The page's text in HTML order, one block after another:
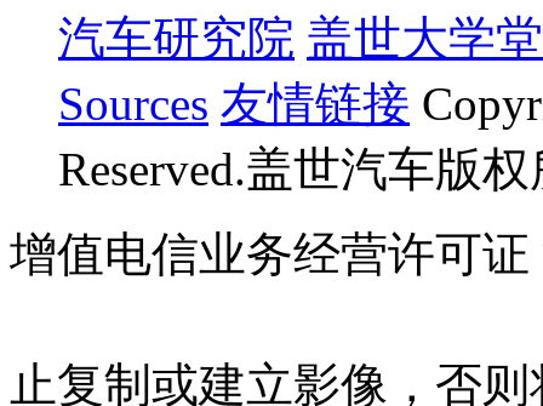
汽车研究院 盖世大学堂
Sources 友情链接
Reserved.盖世汽车版
增值电信业务经营许可证
止复制或建立影像，否